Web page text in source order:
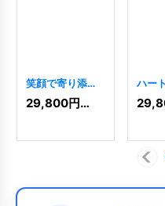
笑顔で寄り添
う、愛らしい犬
のロゴ [7916]
29,800円(税込)
ハー
う犬
[